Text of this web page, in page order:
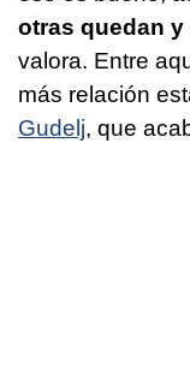
otras quedan
valora. Entre
más relación
Gudelj, que